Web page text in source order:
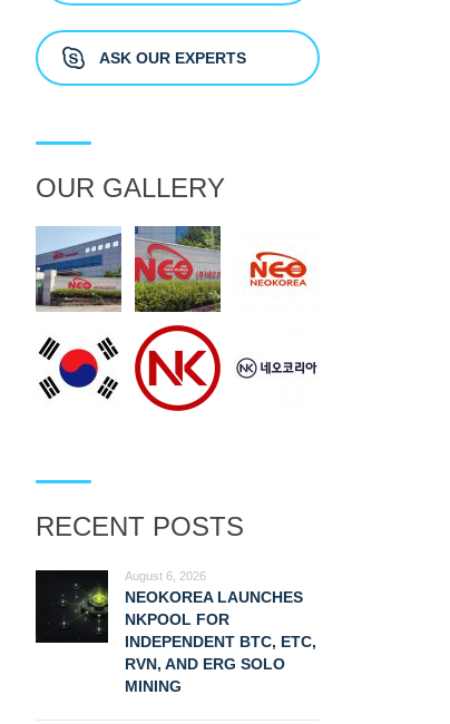
ASK OUR EXPERTS
OUR GALLERY
RECENT POSTS
August 6, 2026
NEOKOREA LAUNCHES
NKPOOL FOR
INDEPENDENT BTC, ETC,
RVN, AND ERG SOLO
MINING